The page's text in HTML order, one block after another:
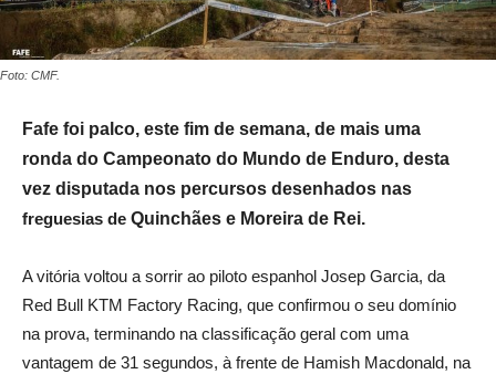
Foto: CMF.
Fafe foi palco, este fim de semana, de mais uma
ronda do Campeonato do Mundo de Enduro, desta
vez disputada nos percursos desenhados nas
freguesias de Quinchães e Moreira de Rei.
A vitória voltou a sorrir ao piloto espanhol Josep Garcia, da
Red Bull KTM Factory Racing, que confirmou o seu domínio
na prova, terminando na classificação geral com uma
vantagem de 31 segundos, à frente de Hamish Macdonald, na